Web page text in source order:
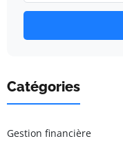
Catégories
Gestion financière